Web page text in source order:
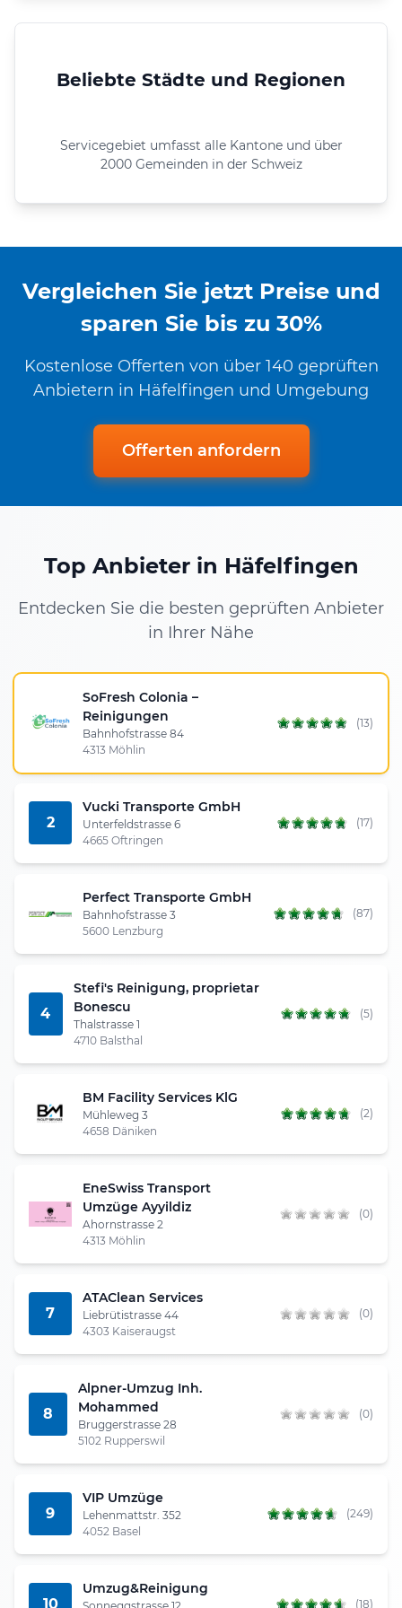
Beliebte Städte und Regionen
Servicegebiet umfasst alle Kantone und über
2000 Gemeinden in der Schweiz
Vergleichen Sie jetzt Preise und
sparen Sie bis zu 30%
Kostenlose Offerten von über 140 geprüften
Anbietern in Häfelfingen und Umgebung
Offerten anfordern
Top Anbieter in Häfelfingen
Entdecken Sie die besten geprüften Anbieter
in Ihrer Nähe
SoFresh Colonia –
Reinigungen
Bahnhofstrasse 84
4313 Möhlin
(13)
2
Vucki Transporte GmbH
Unterfeldstrasse 6
4665 Oftringen
(17)
Perfect Transporte GmbH
Bahnhofstrasse 3
5600 Lenzburg
(87)
4
Stefi's Reinigung, proprietar
Bonescu
Thalstrasse 1
4710 Balsthal
(5)
BM Facility Services KlG
Mühleweg 3
4658 Däniken
(2)
EneSwiss Transport
Umzüge Ayyildiz
Ahornstrasse 2
4313 Möhlin
(0)
7
ATAClean Services
Liebrütistrasse 44
4303 Kaiseraugst
(0)
8
Alpner-Umzug Inh.
Mohammed
Bruggerstrasse 28
5102 Rupperswil
(0)
9
VIP Umzüge
Lehenmattstr. 352
4052 Basel
(249)
10
Umzug&Reinigung
(18)